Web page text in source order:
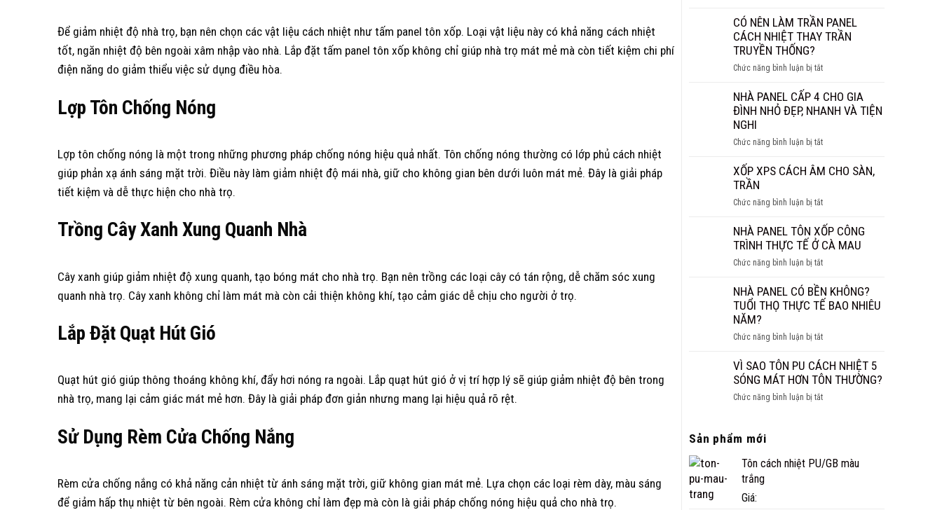
Để giảm nhiệt độ nhà trọ, bạn nên chọn các vật liệu cách nhiệt như tấm panel tôn xốp. Loại vật liệu này có khả năng cách nhiệt
tốt, ngăn nhiệt độ bên ngoài xâm nhập vào nhà. Lắp đặt tấm panel tôn xốp không chỉ giúp nhà trọ mát mẻ mà còn tiết kiệm chi phí
điện năng do giảm thiểu việc sử dụng điều hòa.
Lợp Tôn Chống Nóng
Lợp tôn chống nóng là một trong những phương pháp chống nóng hiệu quả nhất. Tôn chống nóng thường có lớp phủ cách nhiệt
giúp phản xạ ánh sáng mặt trời. Điều này làm giảm nhiệt độ mái nhà, giữ cho không gian bên dưới luôn mát mẻ. Đây là giải pháp
tiết kiệm và dễ thực hiện cho nhà trọ.
Trồng Cây Xanh Xung Quanh Nhà
Cây xanh giúp giảm nhiệt độ xung quanh, tạo bóng mát cho nhà trọ. Bạn nên trồng các loại cây có tán rộng, dễ chăm sóc xung
quanh nhà trọ. Cây xanh không chỉ làm mát mà còn cải thiện không khí, tạo cảm giác dễ chịu cho người ở trọ.
Lắp Đặt Quạt Hút Gió
Quạt hút gió giúp thông thoáng không khí, đẩy hơi nóng ra ngoài. Lắp quạt hút gió ở vị trí hợp lý sẽ giúp giảm nhiệt độ bên trong
nhà trọ, mang lại cảm giác mát mẻ hơn. Đây là giải pháp đơn giản nhưng mang lại hiệu quả rõ rệt.
Sử Dụng Rèm Cửa Chống Nắng
Rèm cửa chống nắng có khả năng cản nhiệt từ ánh sáng mặt trời, giữ không gian mát mẻ. Lựa chọn các loại rèm dày, màu sáng
để giảm hấp thụ nhiệt từ bên ngoài. Rèm cửa không chỉ làm đẹp mà còn là giải pháp chống nóng hiệu quả cho nhà trọ.
NHIÊU
1M2?
GIÁ
TIẾT
PANEL
BAO
1M2?
GIÁ
MỚI
2026
CÓ NÊN LÀM TRẦN PANEL
CÁCH NHIỆT THAY TRẦN
TRUYỀN THỐNG?
Chức năng bình luận bị tắtở
NÊN
LÀM
CÁCH
THAY
TRUYỀN
NHÀ PANEL CẤP 4 CHO GIA
ĐÌNH NHỎ ĐẸP, NHANH VÀ TIỆN
NGHI
Chức năng bình luận bị tắtở
PANEL
CHO
GIA
ĐÌNH
NHỎ
ĐẸP,
VÀ
TIỆN
XỐP XPS CÁCH ÂM CHO SÀN,
TRẦN
Chức năng bình luận bị tắtở
XPS
CÁCH
CHO
TRẦN
NHÀ PANEL TÔN XỐP CÔNG
TRÌNH THỰC TẾ Ở CÀ MAU
Chức năng bình luận bị tắtở
PANEL
TÔN
TRÌNH
TẾ
Ở
CÀ
NHÀ PANEL CÓ BỀN KHÔNG?
TUỔI THỌ THỰC TẾ BAO NHIÊU
NĂM?
Chức năng bình luận bị tắtở
PANEL
CÓ
KHÔNG?
BAO
VÌ SAO TÔN PU CÁCH NHIỆT 5
SÓNG MÁT HƠN TÔN THƯỜNG?
Chức năng bình luận bị tắtở
CÁCH
Sản phẩm mới
Tôn cách nhiệt PU/GB màu
trắng
Giá: